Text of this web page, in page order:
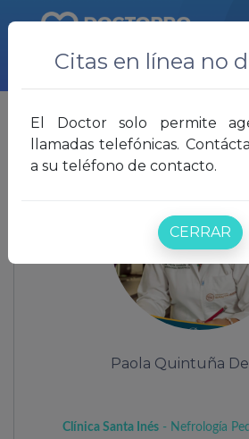
Volver a listado de doctores
Paola Quintuña
Clínica Santa Inés - Nefrología
Citas en línea no
El Doctor solo permite
llamadas telefónicas.
a su teléfono de contacto.
CERRAR